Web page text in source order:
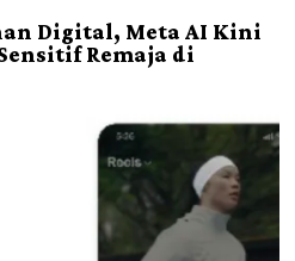
Digital, Meta AI Kini
Remaja di